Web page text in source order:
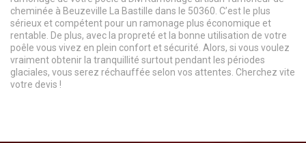
cheminée à Beuzeville La Bastille dans le 50360. C’est le plus
sérieux et compétent pour un ramonage plus économique et
rentable. De plus, avec la propreté et la bonne utilisation de votre
poêle vous vivez en plein confort et sécurité. Alors, si vous voulez
vraiment obtenir la tranquillité surtout pendant les périodes
glaciales, vous serez réchauffée selon vos attentes. Cherchez vite
votre devis !